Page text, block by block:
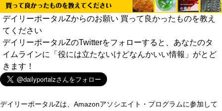
デイリーポータルZからのお願い 買って良かったものを教え
てください
デイリーポータルZのTwitterをフォローすると、あなたのタ
イムラインに「役には立たないけどなんかいい情報」がとど
きます！
デイリーポータルZは、Amazonアソシエイト・プログラムに参加して